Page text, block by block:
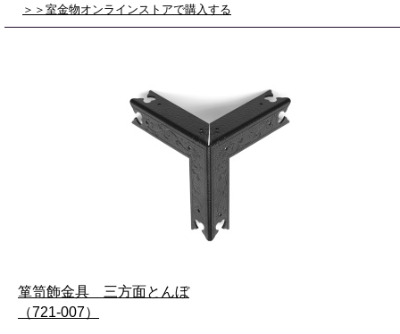
＞＞室金物オンラインストアで購入する
箪笥飾金具 三方面とんぼ
（721-007）